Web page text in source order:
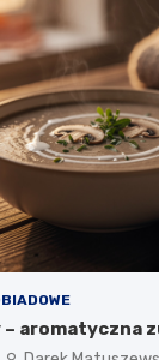
aromatyczna